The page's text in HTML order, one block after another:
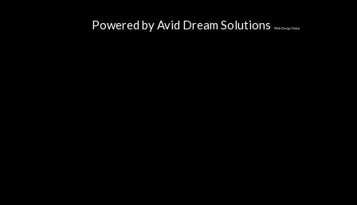
Powered by Avid Dream Solutions Web Design Dubai